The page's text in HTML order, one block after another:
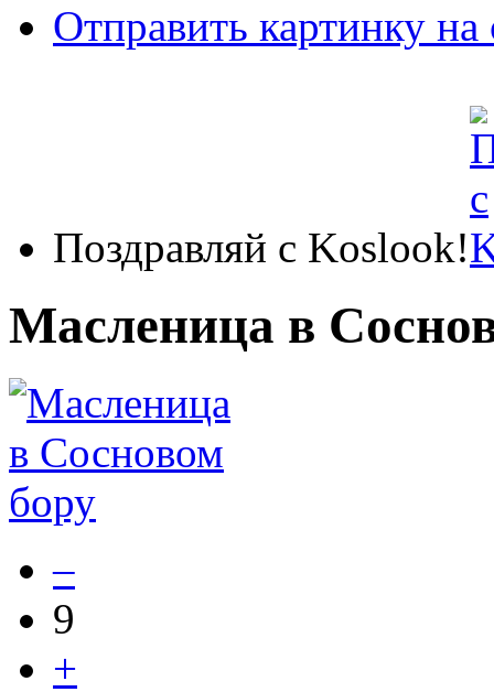
Отправить картинку на
Поздравляй с Koslook!
Масленица в
–
9
+